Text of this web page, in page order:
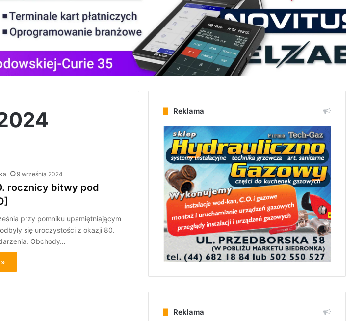
9 września 2024
rocznicy bitwy pod
przy pomniku upamiętniającym
się uroczystości z okazji 80.
Obchody…
Reklama
Reklama